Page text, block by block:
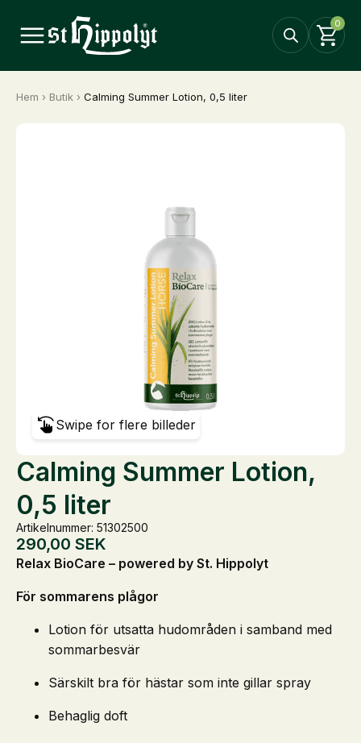
0
Hem › Butik › Calming Summer Lotion, 0,5 liter
Swipe for flere billeder
Calming Summer Lotion,
0,5 liter
Artikelnummer: 51302500
290,00 SEK
Relax BioCare – powered by St. Hippolyt
För sommarens plågor
Lotion för utsatta hudområden i samband med
sommarbesvär
Särskilt bra för hästar som inte gillar spray
Behaglig doft